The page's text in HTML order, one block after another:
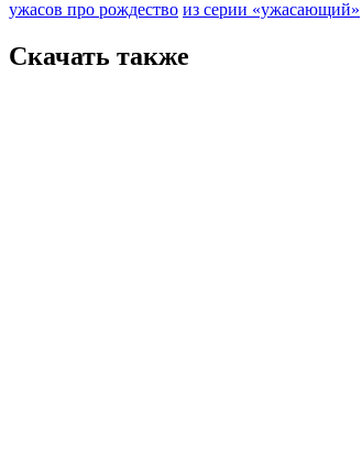
ужасов про рождество из серии «ужасающий»
Скачать также